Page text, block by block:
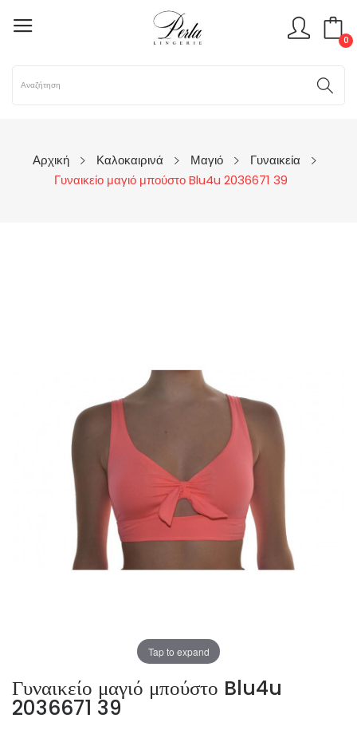
0
Αρχική Καλοκαιρινά Μαγιό
Γυναικεία
Γυναικείο μαγιό μπούστο Blu4u 2036671 39
Tap to expand
Γυναικείο μαγιό μπούστο Blu4u
2036671 39